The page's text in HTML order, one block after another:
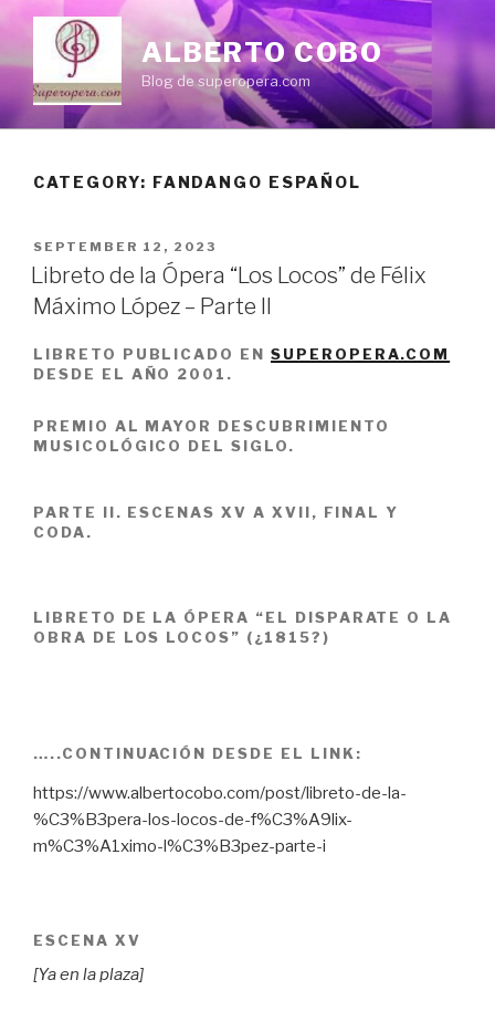
content
ALBERTO COBO
Blog de superopera.com
CATEGORY: FANDANGO ESPAÑOL
POSTED
ON
SEPTEMBER 12, 2023
Libreto de la Ópera “Los Locos” de Félix
Máximo López – Parte II
LIBRETO PUBLICADO EN SUPEROPERA.COM
DESDE EL AÑO 2001.
PREMIO AL MAYOR DESCUBRIMIENTO
MUSICOLÓGICO DEL SIGLO.
PARTE II. ESCENAS XV A XVII, FINAL Y
CODA.
LIBRETO DE LA ÓPERA “EL DISPARATE O LA
OBRA DE LOS LOCOS” (¿1815?)
…..CONTINUACIÓN DESDE EL LINK:
https://www.albertocobo.com/post/libreto-de-la-
%C3%B3pera-los-locos-de-f%C3%A9lix-
m%C3%A1ximo-l%C3%B3pez-parte-i
ESCENA XV
[Ya en la plaza]